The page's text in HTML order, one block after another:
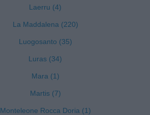
Laerru (4)
La Maddalena (220)
Luogosanto (35)
Luras (34)
Mara (1)
Martis (7)
Monteleone Rocca Doria (1)